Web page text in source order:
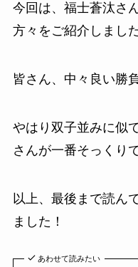
今回は、福士蒼汰さ
方々をご紹介しまし
皆さん、中々良い勝
やはり双子並みに似
さんが一番そっくり
以上、最後まで読ん
ました！
あわせて読みたい